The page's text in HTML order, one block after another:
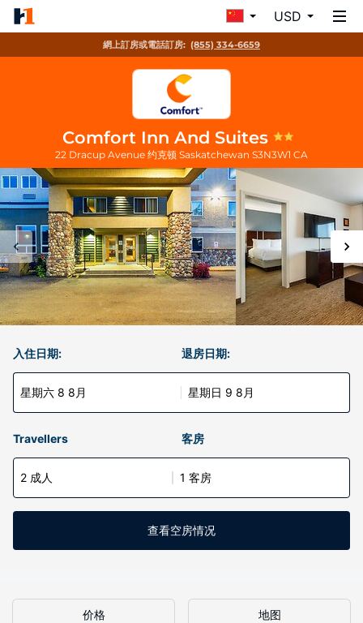
USD
網上訂房或電話訂房: (855) 334-6659
Comfort Inn And Suites
22 Dracup Avenue 约克顿 Saskatchewan S3N3W1 CA
入住日期:
星期六 8 8月
退房日期:
星期日 9 8月
Travellers 客房
2 成人 1 客房
查看空房情况
价格 地图